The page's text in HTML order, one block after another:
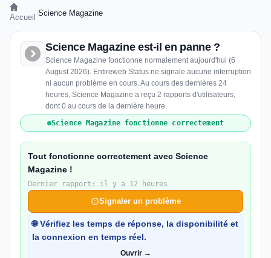
Accueil Science Magazine
Science Magazine est-il en panne ?
Science Magazine fonctionne normalement aujourd'hui (6
August 2026). Entireweb Status ne signale aucune interruption
ni aucun problème en cours. Au cours des dernières 24
heures, Science Magazine a reçu 2 rapports d'utilisateurs,
dont 0 au cours de la dernière heure.
Science Magazine fonctionne correctement
Tout fonctionne correctement avec Science
Magazine !
Dernier rapport: il y a 12 heures
Signaler un problème
🌐 Vérifiez les temps de réponse, la disponibilité et
la connexion en temps réel.
Ouvrir →